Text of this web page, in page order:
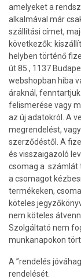
amelyeket a
alkalmával már
szállítási címet,
következők:
helyben történő
út 85., 1137
webshopban hiba
áraknál, fenntartjuk
felismerése vagy
az új adatokról. A
megrendelést,
szerződéstől. A
és visszaigazoló
csomag a számlát
a csomagot
termékeken,
köteles
nem köteles
Szolgáltató nem
munkanapokon
A ”rendelés
rendelését.